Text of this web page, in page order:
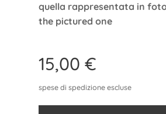
quella rappresentata in
the pictured one
15,00 €
spese di spedizione escluse